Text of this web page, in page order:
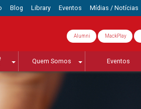
Blog Library Eventos Mídias / Notícias
Alumni MackPlay
Quem Somos Eventos